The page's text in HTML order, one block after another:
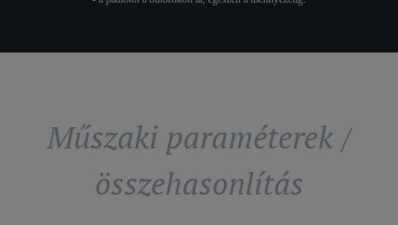
Műszaki paraméterek /
összehasonlítás